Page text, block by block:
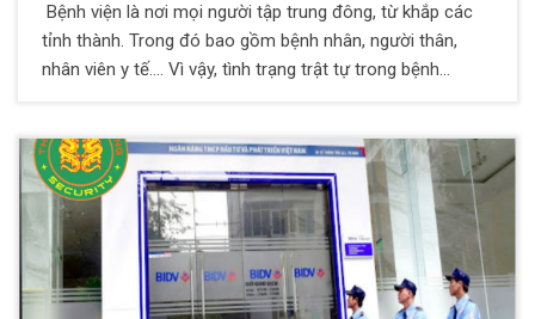
Bệnh viện là nơi mọi người tập trung đông, từ khắp các
tỉnh thành. Trong đó bao gồm bệnh nhân, người thân,
nhân viên y tế…. Vì vậy, tình trạng trật tự trong bệnh
dịch vụ bảo vệ bệnh viện tại Nghệ An.